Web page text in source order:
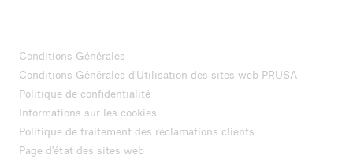
Conditions Générales
Conditions Générales d'Utilisation des sites web PRUSA
Politique de confidentialité
Informations sur les cookies
Politique de traitement des réclamations clients
Page d'état des sites web